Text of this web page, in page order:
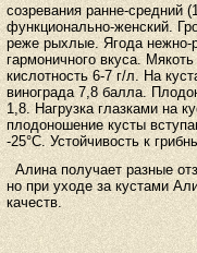
созревания ранне-средний
функционально-женский.
реже рыхлые. Ягода нежно-
гармоничного вкуса.
кислотность 6-7 г/л. На
винограда 7,8 балла.
1,8. Нагрузка глазками на
плодоношение кусты
-25°С. Устойчивость к
Алина получает разные
но при уходе за кустами
качеств.